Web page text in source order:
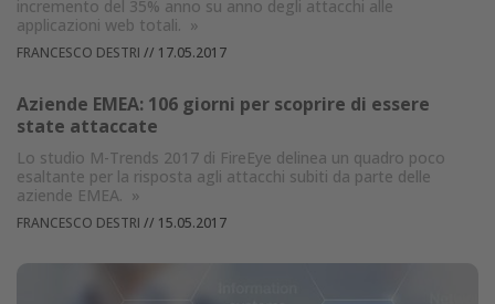
incremento del 35% anno su anno degli attacchi alle
applicazioni web totali. »
FRANCESCO DESTRI // 17.05.2017
Aziende EMEA: 106 giorni per scoprire di essere
state attaccate
Lo studio M-Trends 2017 di FireEye delinea un quadro poco
esaltante per la risposta agli attacchi subiti da parte delle
aziende EMEA. »
FRANCESCO DESTRI // 15.05.2017